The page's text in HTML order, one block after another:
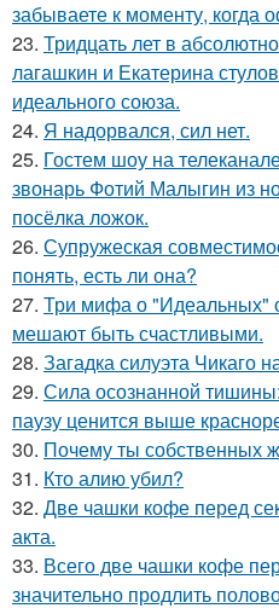
забываете к моменту, когда
23. Тридцать лет в
лагашкин и Екатерина
идеального союза.
24. Я надорвался, сил нет.
25. Гостем шоу на
звонарь Фотий Малыгин из
посёлка ложок.
26. Супружеская
понять, есть ли она?
27. Три мифа о "Идеальных"
мешают быть счастливыми.
28. Загадка силуэта Чикаго
29. Сила осознанной
паузу ценится выше
30. Почему ты собственных
31. Кто алию убил?
32. Две чашки кофе перед
акта.
33. Всего две чашки кофе
значительно продлить